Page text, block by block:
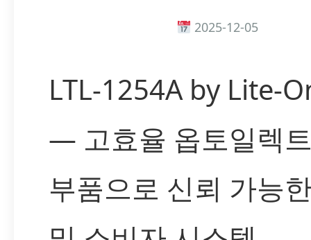
2025-12-05
LTL-1254A by Lite-
— 고효율 옵토일렉
부품으로 신뢰 가능